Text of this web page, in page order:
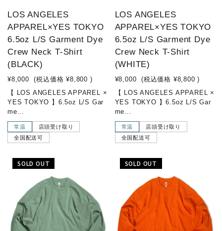
LOS ANGELES
APPAREL×YES TOKYO
6.5oz L/S Garment Dye
Crew Neck T-Shirt
(BLACK)
¥8,000 (税込価格 ¥8,800 )
【 LOS ANGELES APPAREL ×
YES TOKYO 】6.5oz L/S Gar
me...
常温
店頭受け取り
全国配送可
LOS ANGELES
APPAREL×YES TOKYO
6.5oz L/S Garment Dye
Crew Neck T-Shirt
(WHITE)
¥8,000 (税込価格 ¥8,800 )
【 LOS ANGELES APPAREL ×
YES TOKYO 】6.5oz L/S Gar
me...
常温
店頭受け取り
全国配送可
SOLD OUT SOLD OUT